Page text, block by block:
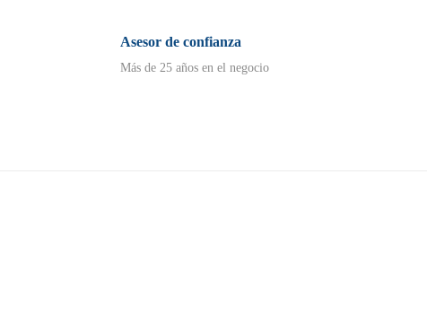
Asesor de confianza
Más de 25 años en el negocio